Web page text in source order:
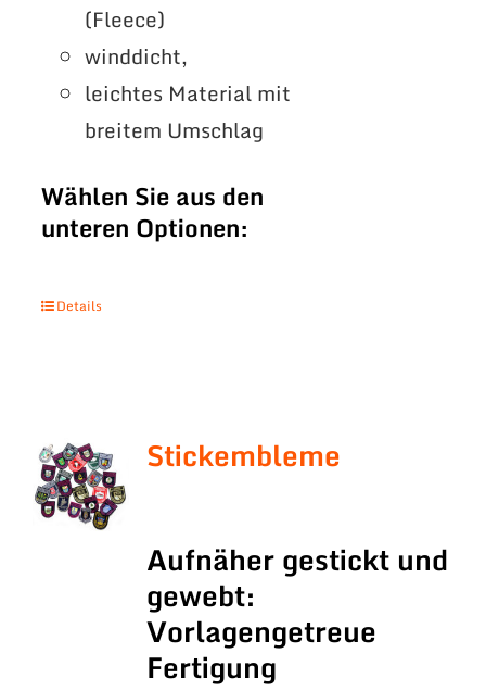
(Fleece)
winddicht,
leichtes Material mit
breitem Umschlag
Wählen Sie aus den
unteren Optionen:
Details
Stickembleme
Aufnäher gestickt und
gewebt:
Vorlagengetreue
Fertigung